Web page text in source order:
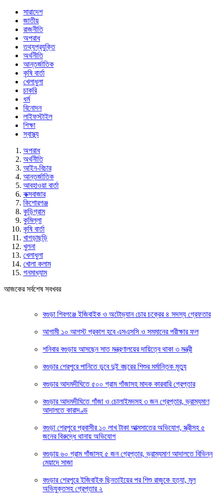
সারাদেশ
জাতীয়
রাজনীতি
অপরাধ
তথ্যপ্রযুক্তি
অর্থনীতি
আন্তর্জাতিক
কৃষি বার্তা
খেলাধুলা
চাকরি
ধর্ম
বিনোদন
লাইফস্টাইল
শিক্ষা
স্বাস্থ্য
অপরাধ
অর্থনীতি
আইন-বিচার
আন্তর্জাতিক
আবহাওয়া বার্তা
কক্সবাজার
কিশোরগঞ্জ
কুড়িগ্রাম
কুমিল্লা
কৃষি বার্তা
খাগড়াছড়ি
খুলনা
খেলাধুলা
খোলা কলাম
গনমাধ্যাম
আজকের সর্বশেষ সবখবর
বগুড়া শিবগঞ্জে ইজিবাইক ও অটোভ্যান চোর চক্রের ৪ সদস্য গ্রেফতার
আগামী ১০ আগস্ট প্রকাশ হবে এসএসসি ও সমমানের পরীক্ষার ফল
শনিবার বগুড়ায় আসছেন সাত মন্ত্রণালয়ের দায়িত্বে থাকা ৩ মন্ত্রী
বগুড়ার শেরপুরে পানিতে ডুবে দুই বছরের শিশুর মর্মান্তিক মৃত্যু
বগুড়ার আদমদীঘিতে ৫০০ গ্রাম গাঁজাসহ মাদক কারবারি গ্রেপ্তার
বগুড়ার আদমদীঘিতে গাঁজা ও চোলাইমদসহ ৩ জন গ্রেপ্তার, ভ্রাম্যমাণ
আদালতে কারাদণ্ড
বগুড়া শেরপুরে প্রবাসীর ১০ লাখ টাকা আত্মসাতের অভিযোগ, স্ত্রীসহ ৫
জনের বিরুদ্ধে থানায় অভিযোগ
বগুড়ায় ৬০ গ্রাম গাঁজাসহ ৫ জন গ্রেপ্তার, ভ্রাম্যমাণ আদালতে বিভিন্ন
মেয়াদে সাজা
বগুড়ার শেরপুরে ইজিবাইক ছিনতাইয়ের পর শিশু রাজুকে হত্যা, মূল
অভিযুক্তসহ গ্রেপ্তার ২